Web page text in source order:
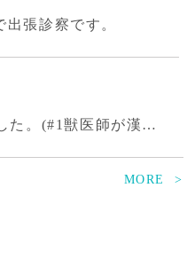
張診察です。
Youtube動画を公開しました。(#1獣医師が漢方薬治療を選ぶ理由３つ)
MORE